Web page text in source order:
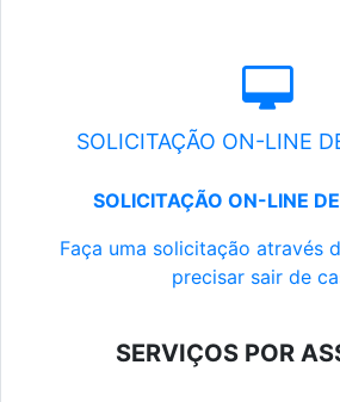
SOLICITAÇÃO ON-LINE
SOLICITAÇÃO ON-LINE
Faça uma solicitação através
precisar sair de
SERVIÇOS POR